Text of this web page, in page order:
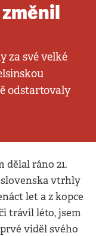
za své velké
odstartovaly
dělal ráno 21.
vtrhly
let a z kopce
trávil léto, jsem
viděl svého